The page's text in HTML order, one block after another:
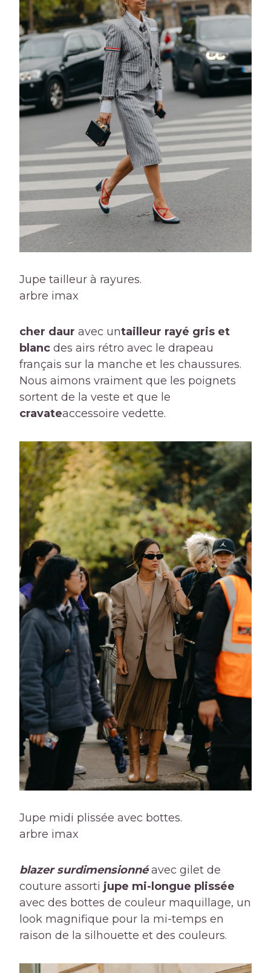
Jupe tailleur à rayures.
arbre imax
cher daur avec untailleur rayé gris et
blanc des airs rétro avec le drapeau
français sur la manche et les chaussures.
Nous aimons vraiment que les poignets
sortent de la veste et que le
cravateaccessoire vedette.
Jupe midi plissée avec bottes.
arbre imax
blazer surdimensionnéavec gilet de
couture assorti jupe mi-longue plissée
avec des bottes de couleur maquillage, un
look magnifique pour la mi-temps en
raison de la silhouette et des couleurs.